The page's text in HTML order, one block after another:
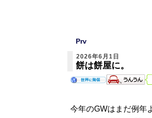
Prv
2026年6月1日
餅は餅屋に。
今年のGWはまだ例年